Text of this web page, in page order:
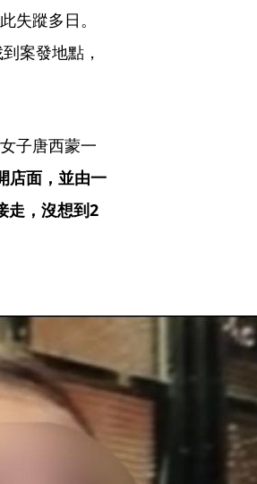
失蹤多日。
案發地點，
子唐西蒙一
店面，並由一
走，沒想到2